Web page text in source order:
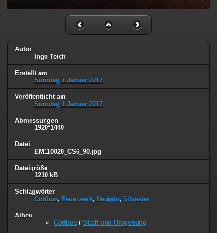
Autor
Ingo Teich
Erstellt am
Sonntag 1 Januar 2017
Veröffentlicht am
Sonntag 1 Januar 2017
Abmessungen
1920*1440
Datei
EM110020_CS6_90.jpg
Dateigröße
1210 kB
Schlagwörter
Cottbus, Feuerwerk, Neujahr, Silvester
Alben
Cottbus / Stadt und Umgebung